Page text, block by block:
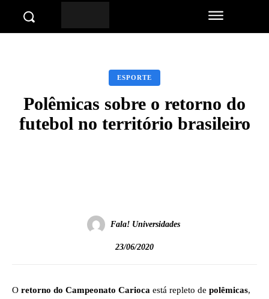
ESPORTE
Polêmicas sobre o retorno do
futebol no território brasileiro
Fala! Universidades
23/06/2020
O retorno do Campeonato Carioca está repleto de polêmicas,